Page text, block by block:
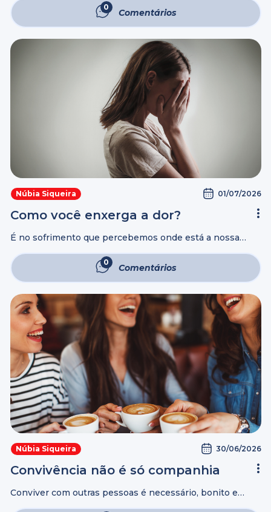
falemos somente sobre o que realmente vimos. Sem ...
0 Comentários
Núbia Siqueira 01/07/2026
Como você enxerga a dor?
É no sofrimento que percebemos onde está a nossa
melhores momentos de descobertas sobre nós mesmos.
E na perda que ouvimos ...
0 Comentários
Núbia Siqueira 30/06/2026
Convivência não é só companhia
Conviver com outras pessoas é necessário, bonito e